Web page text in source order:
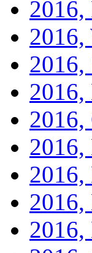
2016,
2016,
2016,
2016,
2016,
2016,
2016,